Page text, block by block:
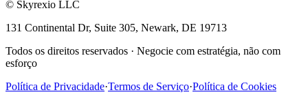
© Skyrexio LLC
131 Continental Dr, Suite 305, Newark, DE 19713
Todos os direitos reservados · Negocie com estratégia, não com
esforço
Política de Privacidade·Termos de Serviço·Política de Cookies